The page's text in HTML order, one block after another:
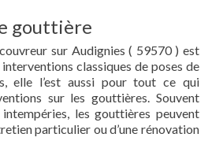
gouttière
sur Audignies ( 59570 ) est
classiques de poses de
elle l’est aussi pour tout ce qui
sur les gouttières. Souvent
les gouttières peuvent
particulier ou d’une rénovation